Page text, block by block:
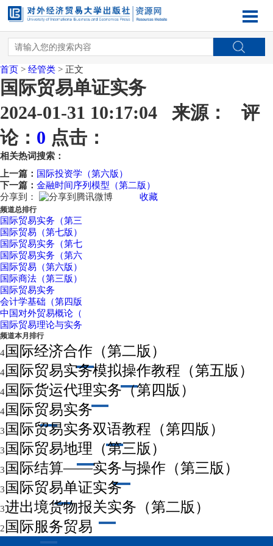
首页 > 经管类 > 正文
国际贸易单证实务
2024-01-31 10:17:04 来源： 评
论： 0 点击：
相关热词搜索：
上一篇： 国际投资学（第六版）
下一篇： 金融时间序列模型（第二版）
分享到：
收藏
频道总排行
国际贸易实务（第三
国际贸易（第七版）
国际贸易实务（第七
国际贸易实务（第六
国际贸易（第六版）
国际商法（第三版）
国际贸易实务
会计学基础（第四版
中国对外贸易概论（
国际贸易理论与实务
频道本月排行
4国际经济合作（第二版）
4国际贸易实务模拟操作教程（第五版）
4国际货运代理实务（第四版）
4国际贸易实务
3 国际贸易实务双语教程（第四版）
3 国际贸易地理（第三版）
3 国际结算——实务与操作（第三版）
3 国际贸易单证实务
3进出境货物报关实务（第二版）
2 国际服务贸易